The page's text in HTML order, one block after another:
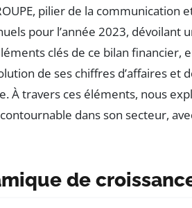
pilier de la
pour l’année 2023, dévoilant
clés de ce bilan financier,
de ses chiffres d’affaires
À travers ces éléments, nous
dans son secteur,
de